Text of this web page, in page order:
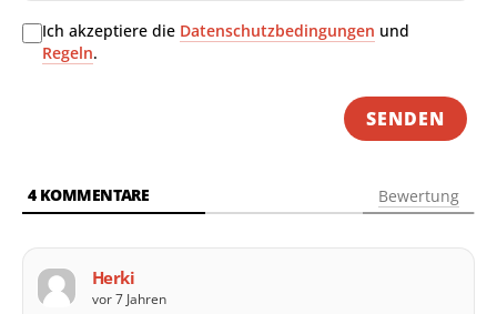
Ich akzeptiere die Datenschutzbedingungen und
Regeln.
4KOMMENTARE Bewertung
Herki
vor 7 Jahren